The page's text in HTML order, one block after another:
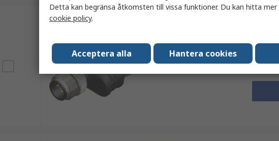
Hane 2 M8 Hona
RS-artikelnummer201-7235
Antal
Detta kan begränsa åtkomsten till vissa funktioner. Du kan hitta
cookie policy.
Acceptera alla Hantera cookies